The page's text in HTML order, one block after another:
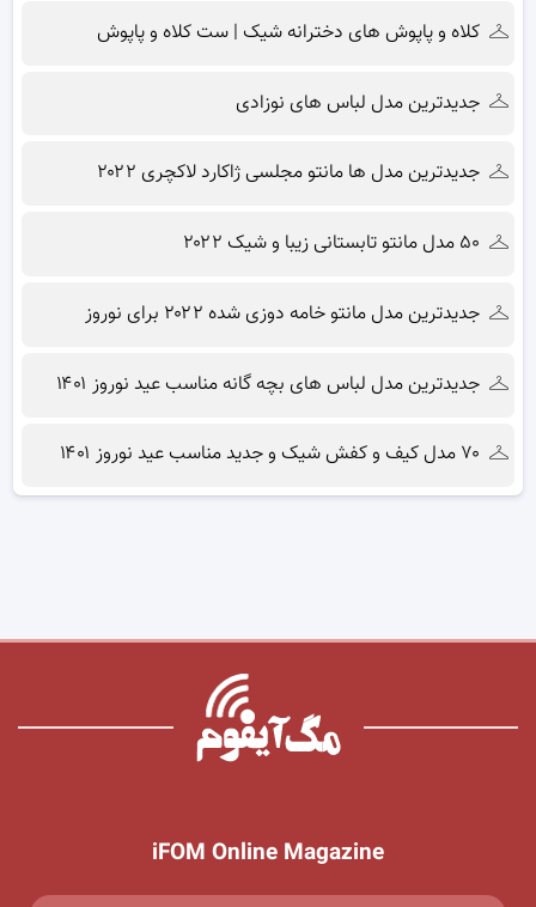
کلاه و پاپوش های دخترانه شیک | ست کلاه و پاپوش
جدیدترین مدل لباس های نوزادی
جدیدترین مدل ها مانتو مجلسی ژاکارد لاکچری ۲۰۲۲
۵۰ مدل مانتو تابستانی زیبا و شیک ۲۰۲۲
جدیدترین مدل مانتو خامه دوزی شده ۲۰۲۲ برای نوروز
جدیدترین مدل لباس های بچه گانه مناسب عید نوروز ۱۴۰۱
۷۰ مدل کیف و کفش شیک و جدید مناسب عید نوروز ۱۴۰۱
iFOM Online Magazine